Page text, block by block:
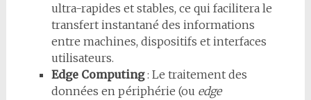
ultra-rapides et stables, ce qui facilitera le
transfert instantané des informations
entre machines, dispositifs et interfaces
utilisateurs.
Edge Computing: Le traitement des
données en périphérie (ou edge